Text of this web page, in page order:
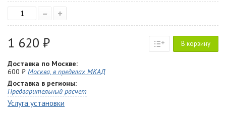
– +
1 620 ₽ В корзину
Доставка по Москве:
600 ₽ Москва, в пределах МКАД
Доставка в регионы:
Предварительный расчет
Услуга установки